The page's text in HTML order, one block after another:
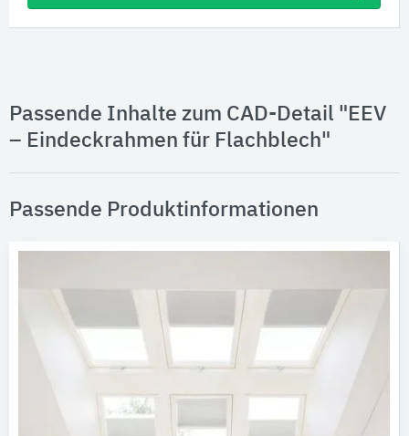
Passende Inhalte zum CAD-Detail "EEV
– Eindeckrahmen für Flachblech"
Passende Produktinformationen